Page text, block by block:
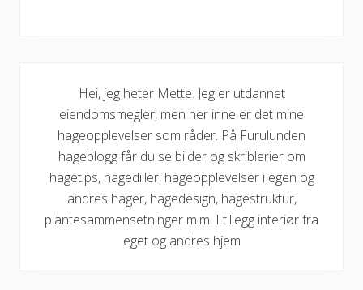
Hei, jeg heter Mette. Jeg er utdannet
eiendomsmegler, men her inne er det mine
hageopplevelser som råder. På Furulunden
hageblogg får du se bilder og skriblerier om
hagetips, hagediller, hageopplevelser i egen og
andres hager, hagedesign, hagestruktur,
plantesammensetninger m.m. I tillegg interiør fra
eget og andres hjem